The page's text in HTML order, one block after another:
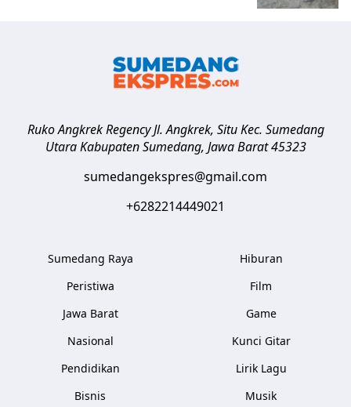
Ruko Angkrek Regency Jl. Angkrek, Situ Kec. Sumedang
Utara Kabupaten Sumedang, Jawa Barat 45323
sumedangekspres@gmail.com
+6282214449021
Sumedang Raya
Peristiwa
Jawa Barat
Nasional
Pendidikan
Bisnis
Hiburan
Film
Game
Kunci Gitar
Lirik Lagu
Musik